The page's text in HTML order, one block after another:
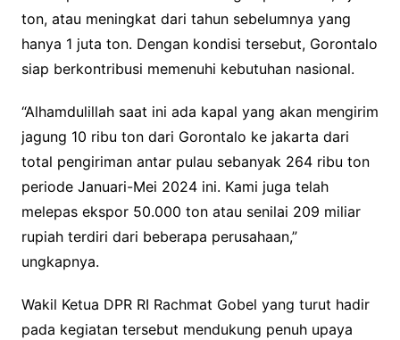
ton, atau meningkat dari tahun sebelumnya yang
hanya 1 juta ton. Dengan kondisi tersebut, Gorontalo
siap berkontribusi memenuhi kebutuhan nasional.
“Alhamdulillah saat ini ada kapal yang akan mengirim
jagung 10 ribu ton dari Gorontalo ke jakarta dari
total pengiriman antar pulau sebanyak 264 ribu ton
periode Januari-Mei 2024 ini. Kami juga telah
melepas ekspor 50.000 ton atau senilai 209 miliar
rupiah terdiri dari beberapa perusahaan,”
ungkapnya.
Wakil Ketua DPR RI Rachmat Gobel yang turut hadir
pada kegiatan tersebut mendukung penuh upaya